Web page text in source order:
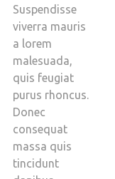
Suspendisse
viverra mauris
a lorem
malesuada,
quis feugiat
purus rhoncus.
Donec
consequat
massa quis
tincidunt